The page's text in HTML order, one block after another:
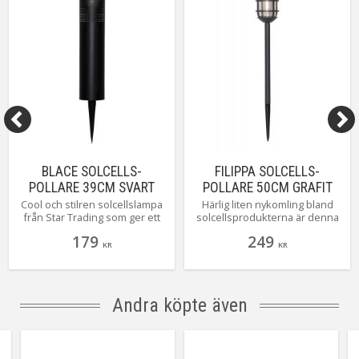
BLACE SOLCELLS-
POLLARE 39CM SVART
IP44
Cool och stilren solcellslampa
från Star Trading som ger ett
laserskurna metallen när
179 KR
FILIPPA SOLCELLS-
POLLARE 50CM GRAFIT
IP44
Härlig liten nykomling bland
solcellsprodukterna är denna
som lyser med ett härligt
249 KR
Andra köpte även